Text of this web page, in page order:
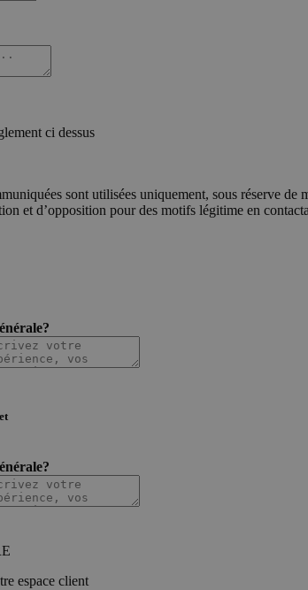
ci dessus
sont utilisées uniquement, sous réserve
et d’opposition pour des motifs légitime en
espace client